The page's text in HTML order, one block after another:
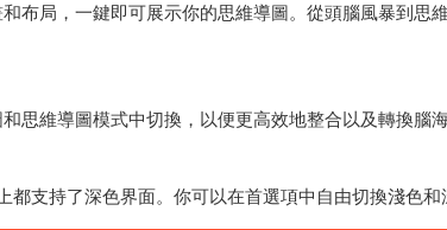
布局，一鍵即可展示你的思維導圖。從頭腦風暴到思
思維導圖模式中切換，以便更高效地整合以及轉換腦
支持了深色界面。你可以在首選項中自由切換淺色和